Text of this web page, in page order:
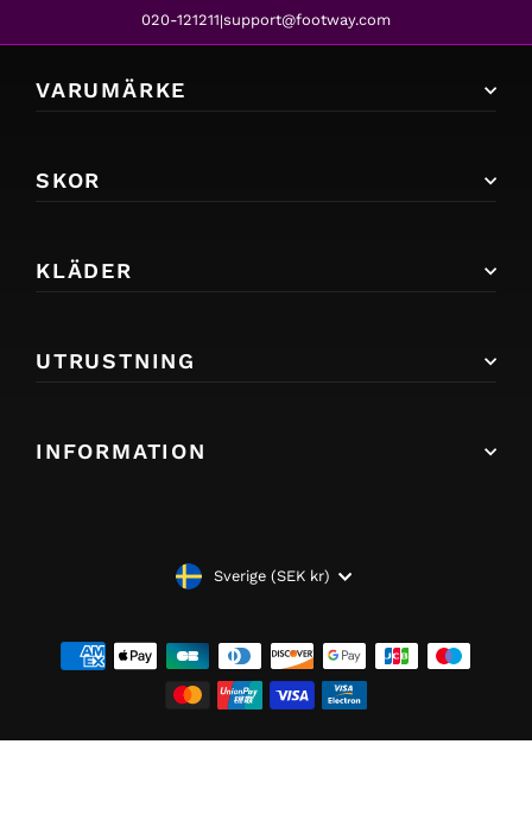
020-121211|support@footway.com
VARUMÄRKE
SKOR
KLÄDER
UTRUSTNING
INFORMATION
VALUTASverige (SEK kr)